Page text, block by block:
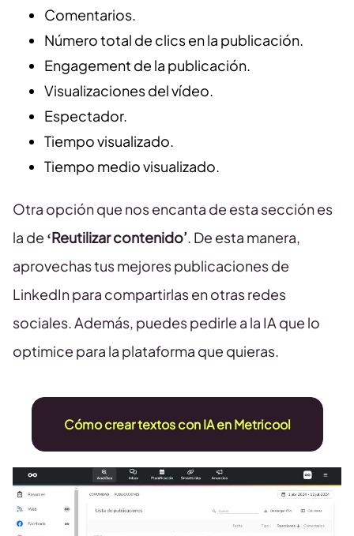
Comentarios.
Número total de clics en la publicación.
Engagement de la publicación.
Visualizaciones del vídeo.
Espectador.
Tiempo visualizado.
Tiempo medio visualizado.
Otra opción que nos encanta de esta sección es
la de ‘Reutilizar contenido’. De esta manera,
aprovechas tus mejores publicaciones de
LinkedIn para compartirlas en otras redes
sociales. Además, puedes pedirle a la IA que lo
optimice para la plataforma que quieras.
Cómo crear textos con IA en Metricool